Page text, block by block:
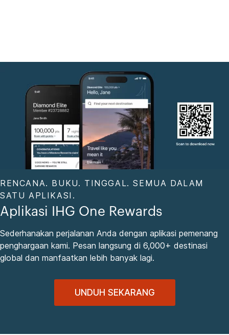
RENCANA. BUKU. TINGGAL. SEMUA DALAM
SATU APLIKASI.
Aplikasi IHG One Rewards
Sederhanakan perjalanan Anda dengan aplikasi pemenang
penghargaan kami. Pesan langsung di 6,000+ destinasi
global dan manfaatkan lebih banyak lagi.
UNDUH SEKARANG